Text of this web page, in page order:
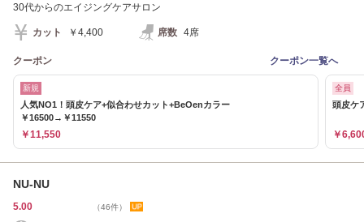
30代からのエイジングケアサロン
カット ￥4,400 席数 4席
クーポン クーポン一覧へ
新規
人気NO1！頭皮ケア+似合わせカット+BeOenカラー
￥16500→￥11550
￥11,550
全員
頭皮ケ
￥
NU-NU
5.00 （46件）